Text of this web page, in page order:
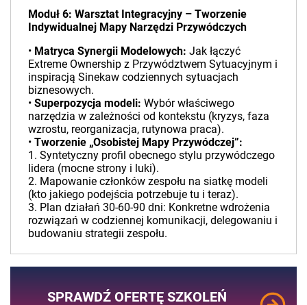
Moduł 6: Warsztat Integracyjny – Tworzenie
Indywidualnej Mapy Narzędzi Przywódczych
• Matryca Synergii Modelowych: Jak łączyć
Extreme Ownership z Przywództwem Sytuacyjnym i
inspiracją Sinekaw codziennych sytuacjach
biznesowych.
• Superpozycja modeli: Wybór właściwego
narzędzia w zależności od kontekstu (kryzys, faza
wzrostu, reorganizacja, rutynowa praca).
• Tworzenie „Osobistej Mapy Przywódczej”:
1. Syntetyczny profil obecnego stylu przywódczego
lidera (mocne strony i luki).
2. Mapowanie członków zespołu na siatkę modeli
(kto jakiego podejścia potrzebuje tu i teraz).
3. Plan działań 30-60-90 dni: Konkretne wdrożenia
rozwiązań w codziennej komunikacji, delegowaniu i
budowaniu strategii zespołu.
SPRAWDŹ OFERTĘ SZKOLEŃ